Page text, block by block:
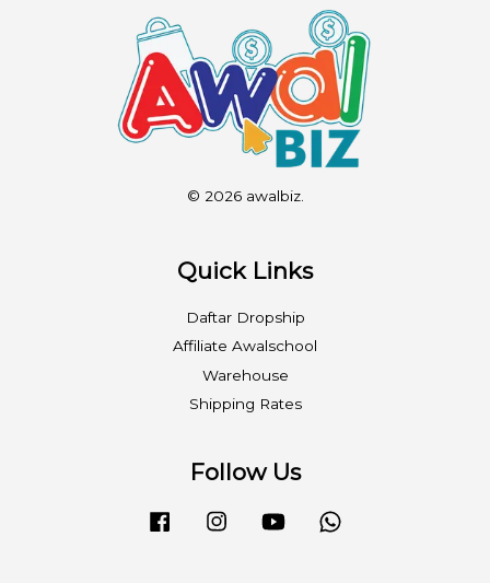
© 2026 awalbiz.
Quick Links
Daftar Dropship
Affiliate Awalschool
Warehouse
Shipping Rates
Follow Us
FacebookInstagramYouTube